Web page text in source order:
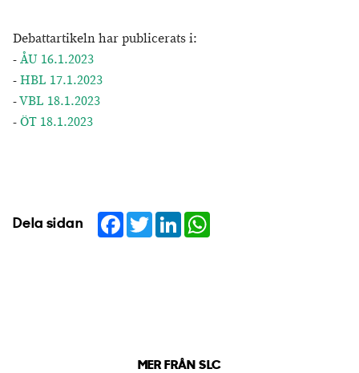
Debattartikeln har publicerats i:
-ÅU 16.1.2023
-HBL 17.1.2023
-VBL 18.1.2023
-ÖT 18.1.2023
Dela sidan Facebook
TwitterLinkedIn
MER FRÅN SLC